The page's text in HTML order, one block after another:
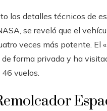
los detalles técnicos de
se reveló que el
veces más potente. El
forma privada y ha
vuelos.